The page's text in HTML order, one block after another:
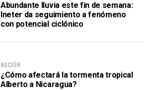
Abundante lluvia este fin de semana:
Ineter da seguimiento a fenómeno
con potencial ciclónico
NACIÓN
¿Cómo afectará la tormenta tropical
Alberto a Nicaragua?